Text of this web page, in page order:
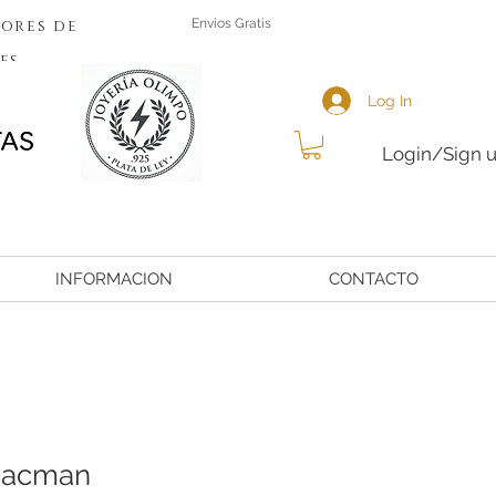
de
Envios Gratis
Login/Sign
Log In
INFORMACION CONTACTO